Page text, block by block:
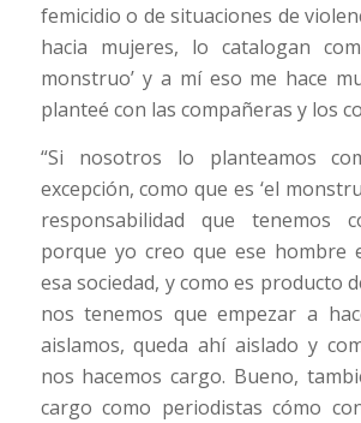
femicidio o de situaciones de
hacia mujeres, lo catalogan
monstruo’ y a mí eso me hace
planteé con las compañeras y los
“Si nosotros lo planteamos
excepción, como que es ‘el
responsabilidad que tenemos
porque yo creo que ese hombre
esa sociedad, y como es producto
nos tenemos que empezar a
aislamos, queda ahí aislado y
nos hacemos cargo. Bueno,
cargo como periodistas cómo